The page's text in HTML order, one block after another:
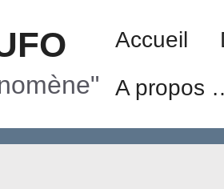
Accueil
A propos